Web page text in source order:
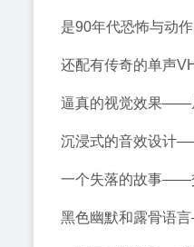
是90年代恐怖与动
还配有传奇的单声
逼真的视觉效果——
沉浸式的音效设计
一个失落的故事——
黑色幽默和露骨语